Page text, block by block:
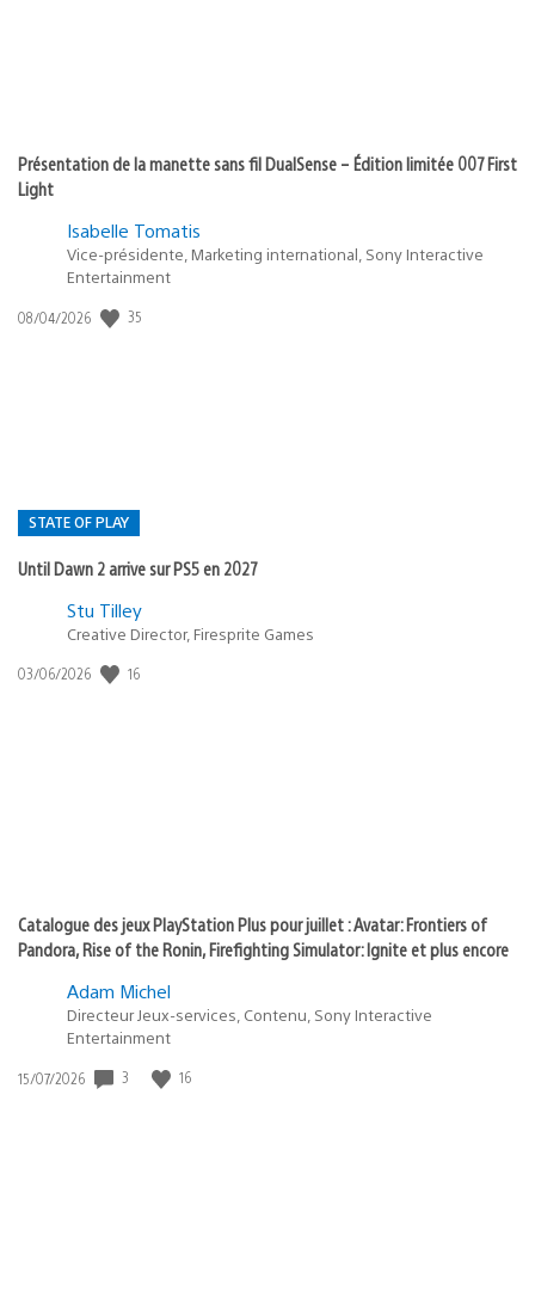
Présentation de la manette sans fil DualSense – Édition limitée 007 First
Light
Isabelle Tomatis
Vice-présidente, Marketing international, Sony Interactive
Entertainment
Date
08/04/2026 35
STATE OF PLAY
Until Dawn 2 arrive sur PS5 en 2027
Postée
:
Stu Tilley
Creative Director, Firesprite Games
Date
03/06/2026 16
Catalogue des jeux PlayStation Plus pour juillet : Avatar: Frontiers of
Pandora, Rise of the Ronin, Firefighting Simulator: Ignite et plus encore
Adam Michel
Directeur Jeux-services, Contenu, Sony Interactive
Entertainment
Date
15/07/2026 3 16